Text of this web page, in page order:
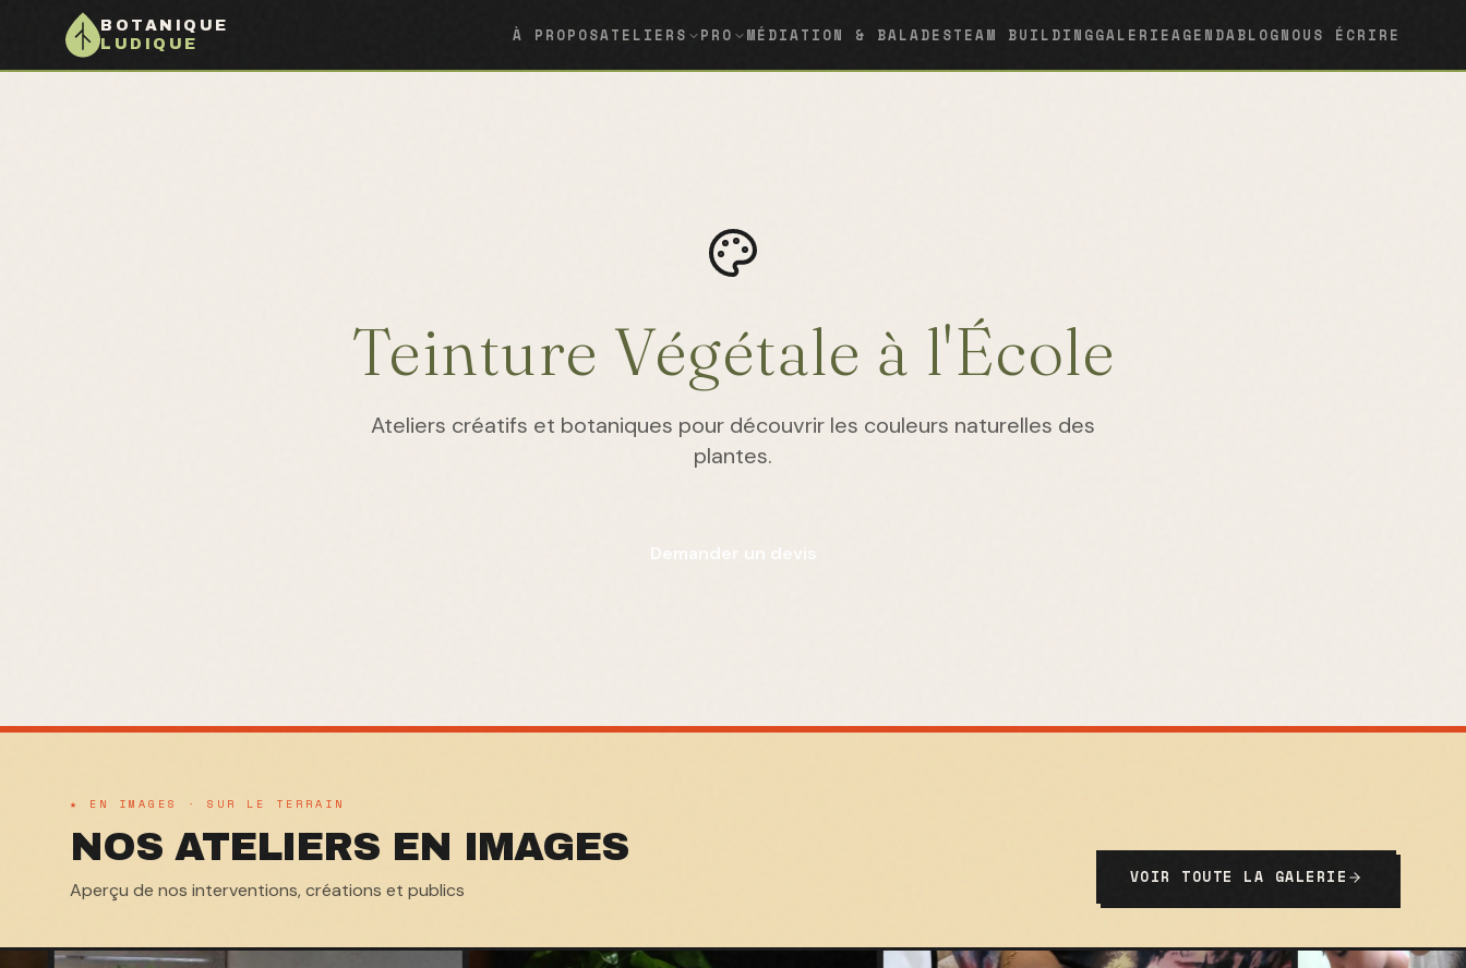
BOTANIQUE
LUDIQUE
À PROPOSATELIERS PRO MÉDIATION & BALADESTEAM BUILDINGGALERIEAGENDABLOGNOUS ÉCRIRE
Teinture Végétale à l'École
Ateliers créatifs et botaniques pour découvrir les couleurs naturelles des
plantes.
Demander un devis
★ EN IMAGES · SUR LE TERRAIN
NOS ATELIERS EN IMAGES
Aperçu de nos interventions, créations et publics
VOIR TOUTE LA GALERIE